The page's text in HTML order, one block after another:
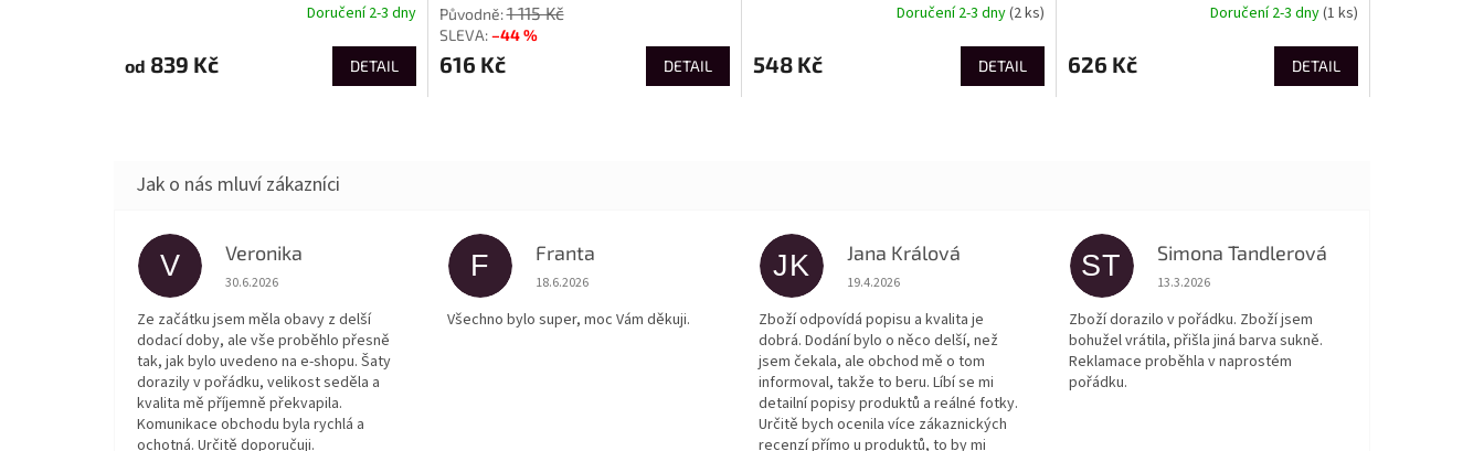
Doručení 2-3 dny
od 839 Kč DETAIL
1 115 Kč
–44 %
616 Kč DETAIL
Doručení 2-3 dny(2 ks)
548 Kč DETAIL
Doručení 2-3 dny(1 ks)
626 Kč DETAIL
V Veronika
Hodnocení obchodu je 5 z 5 hvězdiček.
30.6.2026
Ze začátku jsem měla obavy z delší
dodací doby, ale vše proběhlo přesně
tak, jak bylo uvedeno na e-shopu. Šaty
dorazily v pořádku, velikost seděla a
kvalita mě příjemně překvapila.
Komunikace obchodu byla rychlá a
ochotná. Určitě doporučuji.
F Franta
Hodnocení obchodu je 5 z 5 hvězdiček.
18.6.2026
Všechno bylo super, moc Vám děkuji.
JK Jana Králová
Hodnocení obchodu je 5 z 5 hvězdiček.
19.4.2026
Zboží odpovídá popisu a kvalita je
dobrá. Dodání bylo o něco delší, než
jsem čekala, ale obchod mě o tom
informoval, takže to beru. Líbí se mi
detailní popisy produktů a reálné fotky.
Určitě bych ocenila více zákaznických
recenzí přímo u produktů, to by mi
ST Simona Tandlerová
Hodnocení obchodu je 5 z 5 hvězdiček.
13.3.2026
Zboží dorazilo v pořádku. Zboží jsem
bohužel vrátila, přišla jiná barva sukně.
Reklamace proběhla v naprostém
pořádku.